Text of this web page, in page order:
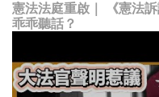
憲法法庭重啟｜ 《憲法
乖乖聽話？